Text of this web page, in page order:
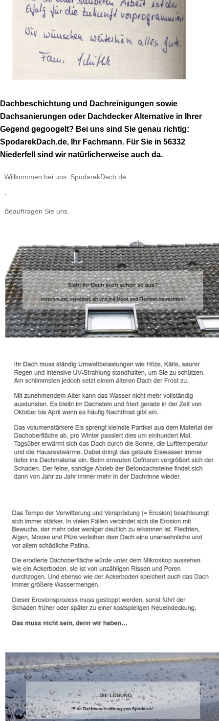
Dachbeschichtung und Dachreinigungen sowie
Dachsanierungen oder Dachdecker Alternative in Ihrer
Gegend gegoogelt? Bei uns sind Sie genau richtig:
SpodarekDach.de, Ihr Fachmann. Für Sie in 56332
Niederfell sind wir natürlicherweise auch da.
Willkommen bei uns. SpodarekDach.de
-
Beauftragen Sie uns.